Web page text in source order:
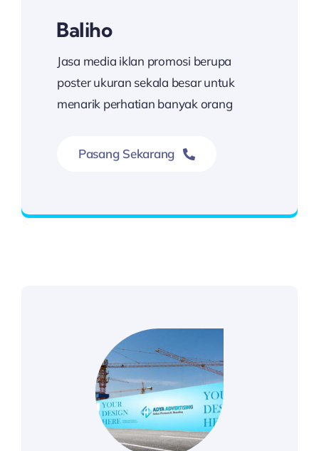
⁠Baliho
Jasa media iklan promosi berupa
poster ukuran sekala besar untuk
menarik perhatian banyak orang
Pasang Sekarang